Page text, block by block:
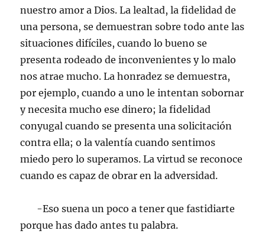
nuestro amor a Dios. La lealtad, la fidelidad de
una persona, se demuestran sobre todo ante las
situaciones difíciles, cuando lo bueno se
presenta rodeado de inconvenientes y lo malo
nos atrae mucho. La honradez se demuestra,
por ejemplo, cuando a uno le intentan sobornar
y necesita mucho ese dinero; la fidelidad
conyugal cuando se presenta una solicitación
contra ella; o la valentía cuando sentimos
miedo pero lo superamos. La virtud se reconoce
cuando es capaz de obrar en la adversidad.
-Eso suena un poco a tener que fastidiarte
porque has dado antes tu palabra.